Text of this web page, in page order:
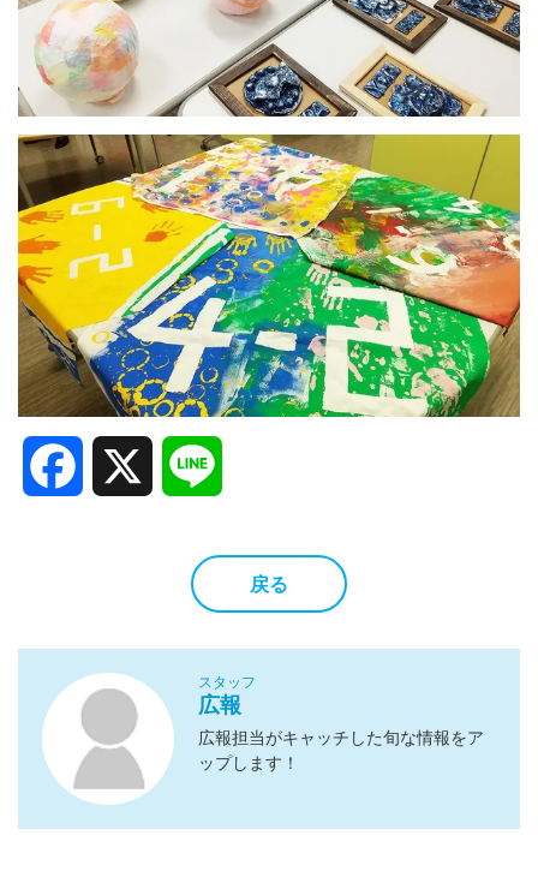
Facebook
戻る
スタッフ
広報
広報担当がキャッチした旬な情報をア
ップします！